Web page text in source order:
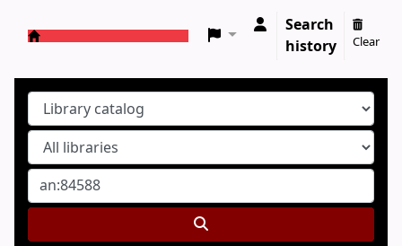
Search
history
Clear